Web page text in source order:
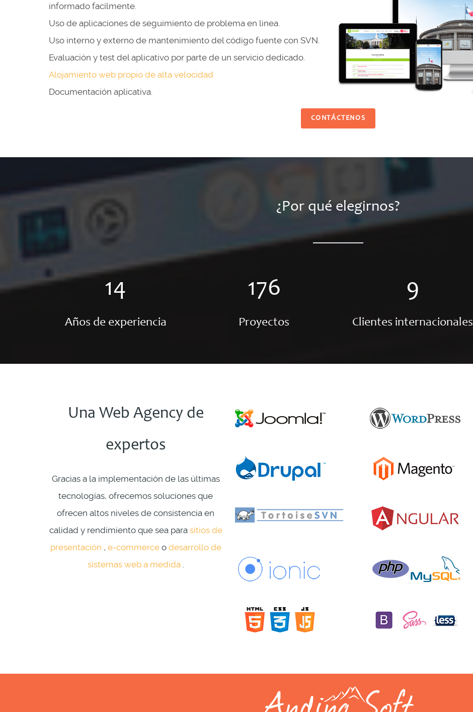
informado facílmente.
Uso de aplicaciones de seguimiento de problema en linea.
Uso interno y externo de mantenimiento del código fuente con SVN.
Evaluación y test del aplicativo por parte de un servicio dedicado.
Alojamiento web propio de alta velocidad
Documentación aplicativa.
CONTÁCTENOS
¿Por qué elegirnos?
14
Años de experiencia
176
Proyectos
9
Clientes internacionales
Una Web Agency de
expertos
Gracias a la implementación de las últimas
tecnologías, ofrecemos soluciones que
ofrecen altos niveles de consistencia en
calidad y rendimiento que sea para sitios de
presentación , e-commerceo desarrollo de
sistemas web a medida